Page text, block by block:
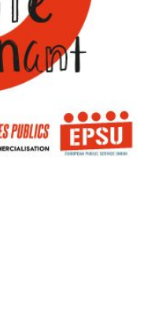
Intelligence Artificielle au